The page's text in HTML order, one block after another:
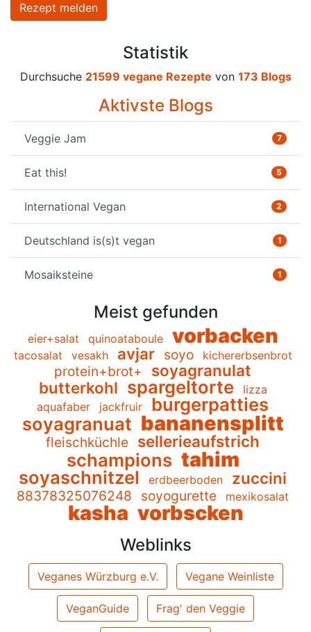
Statistik
Durchsuche 21599 vegane Rezepte von 173 Blogs
Aktivste Blogs
Veggie Jam 7
Eat this! 5
International Vegan 2
Deutschland is(s)t vegan 1
Mosaiksteine 1
Meist gefunden
eier+salat quinoataboule vorbacken
tacosalat vesakh avjar soyo kichererbsenbrot
protein+brot+
soyagranulat
butterkohl spargeltorte
lizza
aquafaber
jackfruir
burgerpatties
soyagranuat bananensplitt
fleischküchle sellerieaufstrich
schampions tahim
soyaschnitzel erdbeerboden zuccini
88378325076248 soyogurette mexikosalat
kasha vorbscken
Weblinks
Veganes Würzburg e.V. Vegane Weinliste
VeganGuide Frag' den Veggie